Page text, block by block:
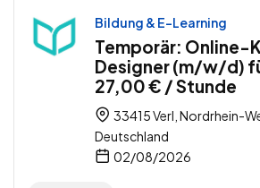
Bildung & E-Learning
Temporär: Online-
Designer (m/w/d)
27,00 € / Stunde
33415 Verl, Nordrhein-
Deutschland
02/08/2026